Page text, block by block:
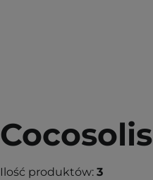
Cocosolis
Ilość produktów: 3